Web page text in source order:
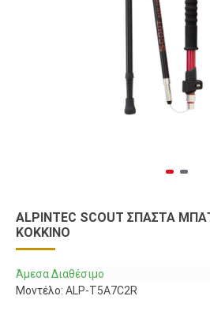
ALPINTEC SCOUT ΣΠΑΣΤΆ
ΚΌΚΚΙΝΟ
Άμεσα Διαθέσιμο
Μοντέλο: ALP-T5A7C2R